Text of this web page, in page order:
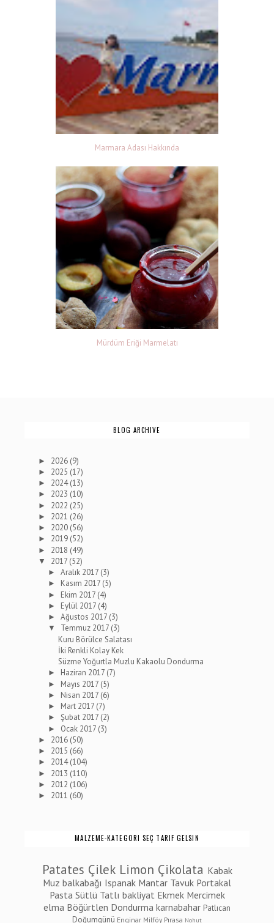
Marmara Adası Hakkında
Mürdüm Eriği Marmelatı
BLOG ARCHIVE
► 2026 (9)
► 2025 (17)
► 2024(13)
► 2023 (10)
► 2022 (25)
► 2021 (26)
► 2020 (56)
► 2019 (52)
► 2018 (49)
▼ 2017 (52)
►Aralık 2017 (3)
► Kasım 2017 (5)
► Ekim 2017 (4)
► Eylül 2017 (4)
►Ağustos 2017 (3)
▼ Temmuz 2017 (3)
Kuru Börülce Salatası
İki Renkli Kolay Kek
Süzme Yoğurtla Muzlu Kakaolu Dondurma
► Haziran 2017 (7)
► Mayıs 2017 (5)
► Nisan 2017 (6)
► Mart 2017 (7)
►Şubat 2017 (2)
► Ocak 2017 (3)
► 2016 (50)
► 2015 (66)
► 2014(104)
► 2013 (110)
► 2012 (106)
► 2011 (60)
MALZEME-KATEGORI SEÇ TARIF GELSIN
Patates Çilek Limon Çikolata Kabak
Muz balkabağı Ispanak Mantar Tavuk Portakal
Pasta Sütlü Tatlı bakliyat Ekmek Mercimek
elma Böğürtlen Dondurma karnabahar Patlıcan
Doğumgünü Enginar Milföy Pırasa Nohut